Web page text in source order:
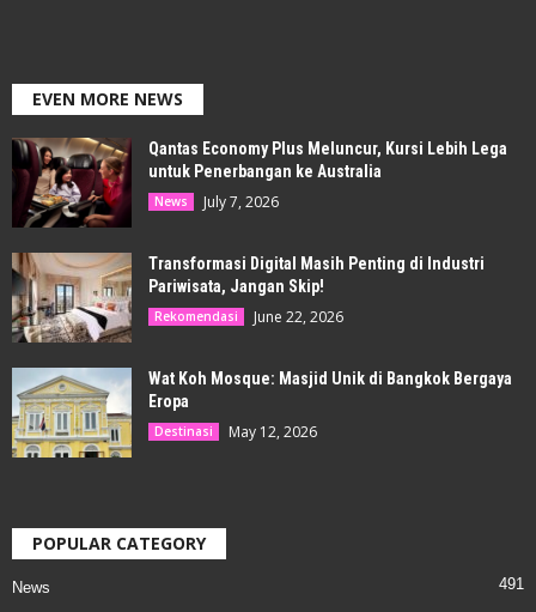
EVEN MORE NEWS
Qantas Economy Plus Meluncur, Kursi Lebih Lega
untuk Penerbangan ke Australia
News July 7, 2026
Transformasi Digital Masih Penting di Industri
Pariwisata, Jangan Skip!
Rekomendasi June 22, 2026
Wat Koh Mosque: Masjid Unik di Bangkok Bergaya
Eropa
Destinasi May 12, 2026
POPULAR CATEGORY
News
491